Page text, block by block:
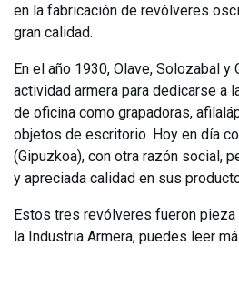
en la fabricación de revólveres
gran calidad.
En el año 1930, Olave, Solozabal y
actividad armera para dedicarse a
de oficina como grapadoras,
objetos de escritorio. Hoy en día
(Gipuzkoa), con otra razón social,
y apreciada calidad en sus
Estos tres revólveres fueron
la Industria Armera, puedes leer